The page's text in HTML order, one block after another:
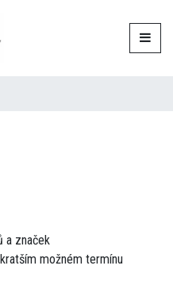
a značek
možném termínu